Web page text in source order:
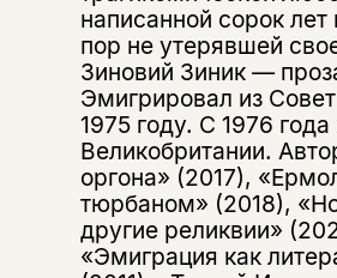
написанной сорок лет
пор не утерявшей
Зиновий Зиник —
Эмигрировал из
1975 году. С 1976
Великобритании.
оргона» (2017),
тюрбаном» (2018),
другие реликвии»
«Эмиграция как
Подписка на
Раз в неделю мы
о книгах и событиях
За подписку дарим
скидку 15%
Этой книги
нет в продаже.
Вы можете подписаться на
уведомления, и при
на склад получить письмо
электронный адрес.
Эта книга
не предназначена